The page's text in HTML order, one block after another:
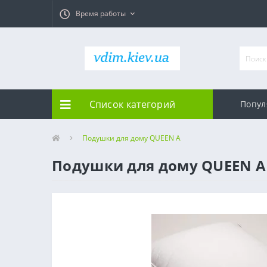
Время работы
Список категорий
Подушки для дому QUEEN А
Подушки для дому QUEEN А